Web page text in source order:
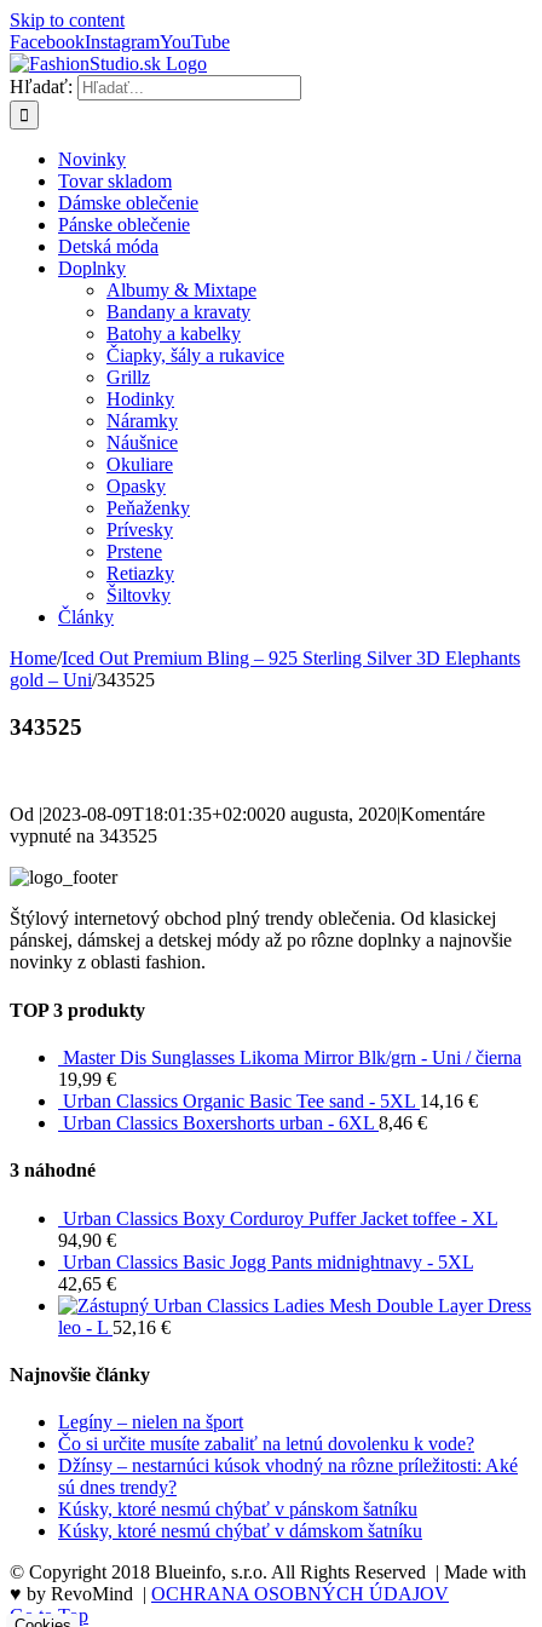
Skip to content
FacebookInstagramYouTube
Hľadať:
Novinky
Tovar skladom
Dámske oblečenie
Pánske oblečenie
Detská móda
Doplnky
Albumy & Mixtape
Bandany a kravaty
Batohy a kabelky
Čiapky, šály a rukavice
Grillz
Hodinky
Náramky
Náušnice
Okuliare
Opasky
Peňaženky
Prívesky
Prstene
Retiazky
Šiltovky
Články
Home/Iced Out Premium Bling – 925 Sterling Silver 3D Elephants
gold – Uni/343525
343525
Od |2023-08-09T18:01:35+02:0020 augusta, 2020|Komentáre
vypnuté na 343525
Štýlový internetový obchod plný trendy oblečenia. Od klasickej
pánskej, dámskej a detskej módy až po rôzne doplnky a najnovšie
novinky z oblasti fashion.
TOP 3 produkty
Master Dis Sunglasses Likoma Mirror Blk/grn - Uni / čierna
19,99 €
Urban Classics Organic Basic Tee sand - 5XL 14,16 €
Urban Classics Boxershorts urban - 6XL 8,46 €
3 náhodné
Urban Classics Boxy Corduroy Puffer Jacket toffee - XL
94,90 €
Urban Classics Basic Jogg Pants midnightnavy - 5XL
42,65 €
Urban Classics Ladies Mesh Double Layer Dress
leo - L 52,16 €
Najnovšie články
Legíny – nielen na šport
Čo si určite musíte zabaliť na letnú dovolenku k vode?
Džínsy – nestarnúci kúsok vhodný na rôzne príležitosti: Aké
sú dnes trendy?
Kúsky, ktoré nesmú chýbať v pánskom šatníku
Kúsky, ktoré nesmú chýbať v dámskom šatníku
© Copyright 2018 Blueinfo, s.r.o. All Rights Reserved | Made with
♥ by RevoMind | OCHRANA OSOBNÝCH ÚDAJOV
Go to Top